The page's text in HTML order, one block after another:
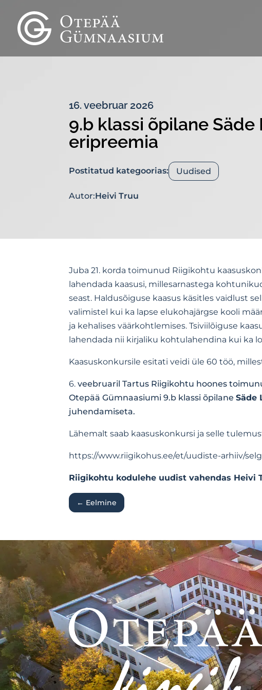
16. veebruar 2026
9.b klassi õpilane
eripreemia
Postitatud kategoorias: Uudised
Autor:Heivi Truu
Juba 21. korda toimunud Riigikohtu
lahendada kaasusi, millesarnastega
seast. Haldusõiguse kaasus käsitles vaidlust
valimistel kui ka lapse elukohajärgse kooli
ja kehalises väärkohtlemises. Tsiviilõiguse
lahendada nii kirjaliku kohtulahendina kui ka
Kaasuskonkursile esitati veidi üle 60 töö,
6.veebruaril Tartus Riigikohtu hoones
Otepää Gümnaasiumi 9.b klassi õpilaneSäde
juhendamiseta.
Lähemalt saab kaasuskonkursi ja selle
https://www.riigikohus.ee/et/uudiste-arhiiv/
Riigikohtu kodulehe uudist vahendas Heivi
← Eelmine